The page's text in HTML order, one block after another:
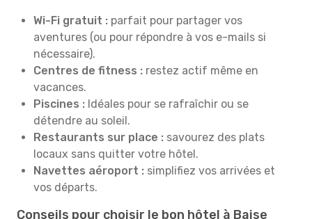
Wi-Fi gratuit : parfait pour partager vos
aventures (ou pour répondre à vos e-mails si
nécessaire).
Centres de fitness : restez actif même en
vacances.
Piscines : Idéales pour se rafraîchir ou se
détendre au soleil.
Restaurants sur place : savourez des plats
locaux sans quitter votre hôtel.
Navettes aéroport : simplifiez vos arrivées et
vos départs.
Conseils pour choisir le bon hôtel à Baise